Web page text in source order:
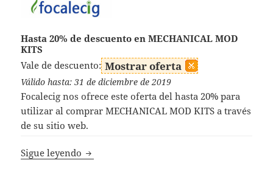
Hasta 20% de descuento en MECHANICAL MOD
KITS
Vale de descuento: Mostrar oferta
Válido hasta: 31 de diciembre de 2019
Focalecig nos ofrece este oferta del hasta 20% para
utilizar al comprar MECHANICAL MOD KITS a través
de su sitio web.
Sigue leyendo Códigos Descuento Focalecig